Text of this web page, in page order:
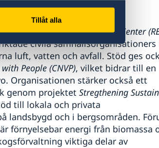
Tillåt alla
Regional Environmental Center
civila samhällsorganisationers
luft, vatten och avfall. Stöd ges
People (CNVP), vilket bidrar till en
Organisationen stärker också ett
genom projektet Stregthening
till lokala och privata
landsbygd och i bergsområden.
förnyelsebar energi från biomassa
viktiga delar av